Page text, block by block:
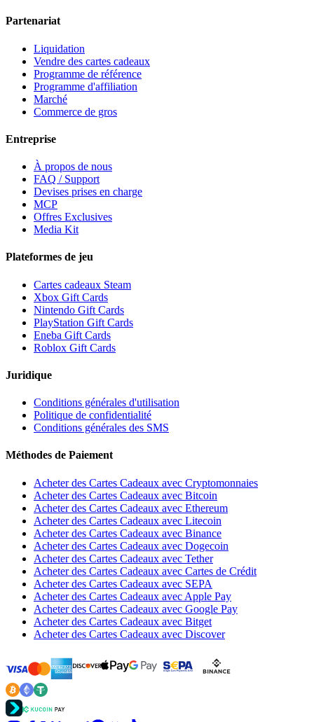
Partenariat
Liquidation
Vendre des cartes cadeaux
Programme de référence
Programme d'affiliation
Marché
Commerce de gros
Entreprise
À propos de nous
FAQ / Support
Devises prises en charge
MCP
Offres Exclusives
Media Kit
Plateformes de jeu
Cartes cadeaux Steam
Xbox Gift Cards
Nintendo Gift Cards
PlayStation Gift Cards
Eneba Gift Cards
Roblox Gift Cards
Juridique
Conditions générales d'utilisation
Politique de confidentialité
Conditions générales des SMS
Méthodes de Paiement
Acheter des Cartes Cadeaux avec Cryptomonnaies
Acheter des Cartes Cadeaux avec Bitcoin
Acheter des Cartes Cadeaux avec Ethereum
Acheter des Cartes Cadeaux avec Litecoin
Acheter des Cartes Cadeaux avec Binance
Acheter des Cartes Cadeaux avec Dogecoin
Acheter des Cartes Cadeaux avec Tether
Acheter des Cartes Cadeaux avec Cartes de Crédit
Acheter des Cartes Cadeaux avec SEPA
Acheter des Cartes Cadeaux avec Apple Pay
Acheter des Cartes Cadeaux avec Google Pay
Acheter des Cartes Cadeaux avec Bitget
Acheter des Cartes Cadeaux avec Discover